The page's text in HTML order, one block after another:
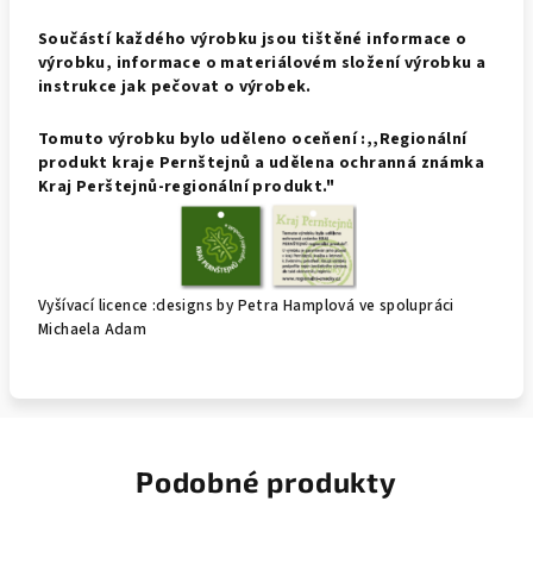
Součástí každého výrobku jsou tištěné informace o
výrobku, informace o materiálovém složení výrobku a
instrukce jak pečovat o výrobek.
Tomuto výrobku bylo uděleno oceňení :,,Regionální
produkt kraje Pernštejnů a udělena ochranná známka
Kraj Perštejnů-regionální produkt."
Vyšívací licence :designs by Petra Hamplová ve spolupráci
Michaela Adam
Podobné produkty